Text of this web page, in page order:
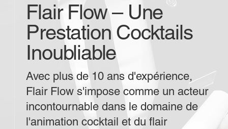
Flair Flow – Une
Prestation Cocktails
Inoubliable
Avec plus de 10 ans d'expérience,
Flair Flow s'impose comme un acteur
incontournable dans le domaine de
l'animation cocktail et du flair